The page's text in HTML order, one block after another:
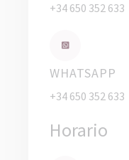
+34 650 352 633
WHATSAPP
+34 650 352 633
Horario